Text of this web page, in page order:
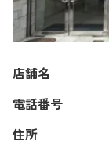
店舗名
電話番号
住所